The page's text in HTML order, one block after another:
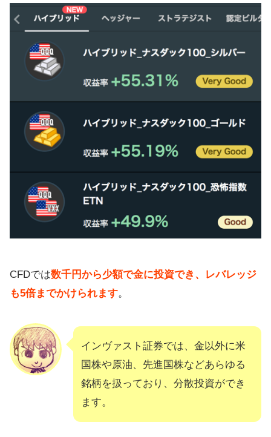
CFDでは数千円から少額で金に投資でき、レバレッジ
も5倍までかけられます。
インヴァスト証券では、金以外に米
国株や原油、先進国株などあらゆる
銘柄を扱っており、分散投資ができ
ます。